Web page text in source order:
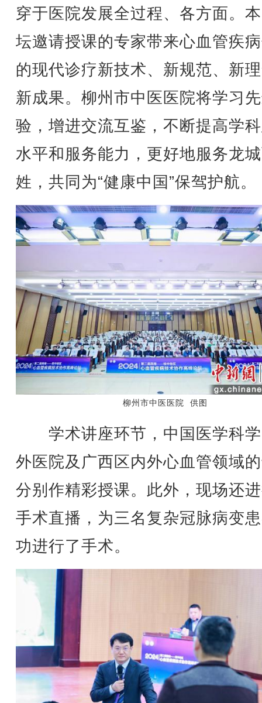
穿于医院发展全过程、各方面。
坛邀请授课的专家带来心血管疾
的现代诊疗新技术、新规范、新
新成果。柳州市中医医院将学习
验，增进交流互鉴，不断提高学
水平和服务能力，更好地服务龙
姓，共同为“健康中国”保驾护航。
柳州市中医医院 供图
学术讲座环节，中国医学科
外医院及广西区内外心血管领域
分别作精彩授课。此外，现场还
手术直播，为三名复杂冠脉病变
功进行了手术。